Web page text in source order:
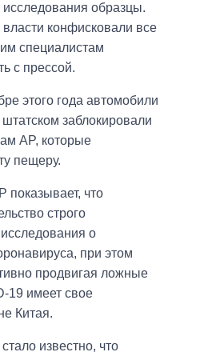
образцы.
конфисковали все
специалистам
с прессой.
этого года автомобили
заблокировали
AP, которые
пещеру.
показывает, что
строго
о
при этом
продвигая ложные
19 имеет свое
Китая.
известно, что